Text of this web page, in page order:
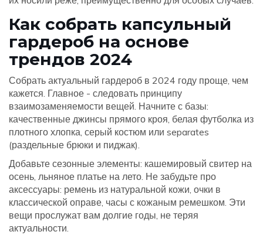
Как собрать капсульный
гардероб на основе
трендов 2024
Собрать актуальный гардероб в 2024 году проще, чем
кажется. Главное - следовать принципу
взаимозаменяемости вещей. Начните с базы:
качественные джинсы прямого кроя, белая футболка из
плотного хлопка, серый костюм или separates
(раздельные брюки и пиджак).
Добавьте сезонные элементы: кашемировый свитер на
осень, льняное платье на лето. Не забудьте про
аксессуары: ремень из натуральной кожи, очки в
классической оправе, часы с кожаным ремешком. Эти
вещи прослужат вам долгие годы, не теряя
актуальности.